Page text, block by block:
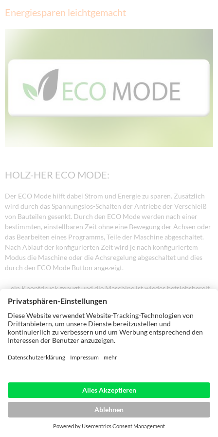
Energiesparen leichtgemacht
HOLZ-HER ECO MODE:
Der ECO Mode hilft dabei Strom und Energie zu sparen. Zusätzlich
wird durch das Spannungslos-Schalten der Antriebe der Verschleiß
von Bauteilen gesenkt. Durch den ECO Mode werden nach einer
bestimmten, einstellbaren Zeit ohne eine Bewegung der Achsen oder
das Bearbeiten eines Programms, Teile der Maschine abgeschaltet.
Nach Ablauf der konfigurierten Zeit wird je nach konfiguriertem
Modus die Maschine oder die Achsregelung abgeschaltet und dies
durch den ECO Mode Button angezeigt.
... ein Knopfdruck genügt und die Maschine ist wieder betriebsbereit.
Hier wird Energieeffizienz auf höchstem Niveau praktiziert.